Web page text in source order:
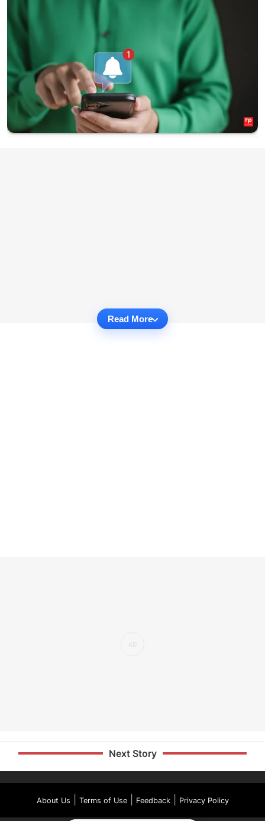
Read More
Next Story
About Us Terms of Use| Feedback| Privacy Policy